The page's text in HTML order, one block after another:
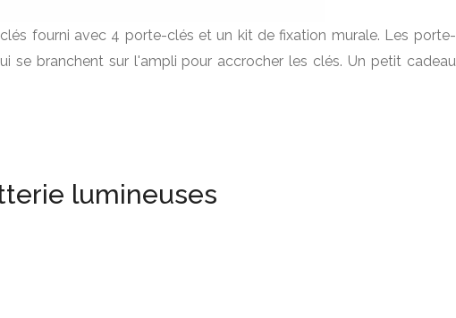
fourni avec 4 porte-clés et un kit de fixation murale. Les porte-
se branchent sur l'ampli pour accrocher les clés. Un petit cadeau
lumineuses